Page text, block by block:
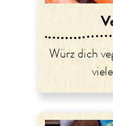
Würz dich